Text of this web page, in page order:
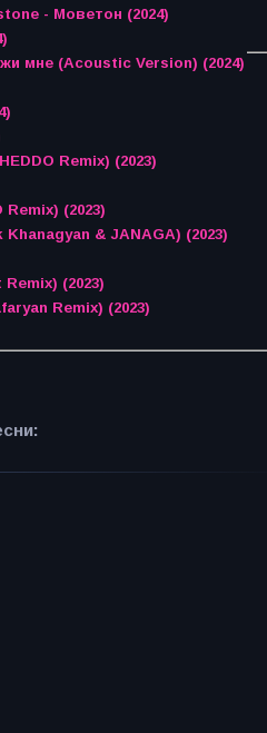
- Моветон (2024)
мне (Acoustic Version) (2024)
Remix) (2023)
(2023)
& JANAGA) (2023)
(2023)
Remix) (2023)